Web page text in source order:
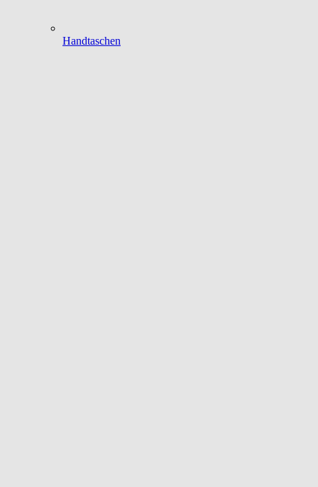
Handtaschen